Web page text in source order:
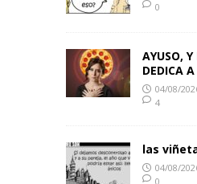
0
AYUSO,
DEDICA
04/08/
4
las
04/08/
0